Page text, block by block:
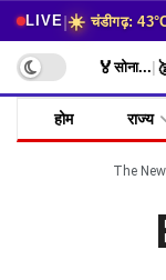
LIVE|☀️ चंडीगढ़:
🏅सोना...
होम राज्य
The